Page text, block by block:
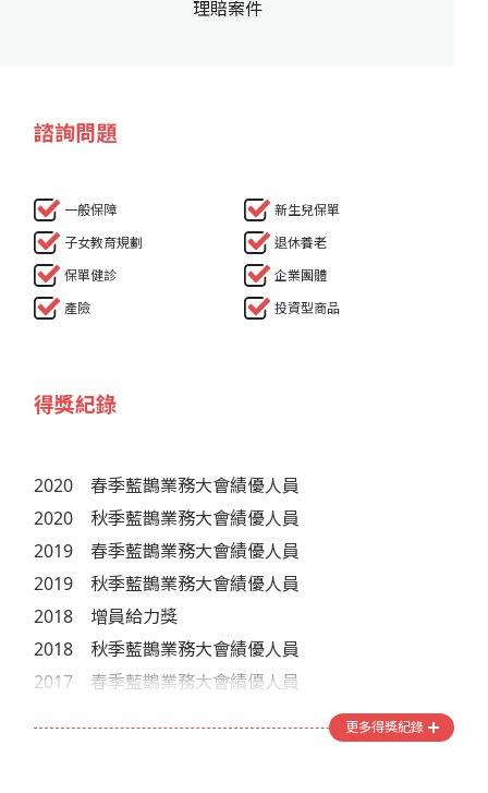
理賠案件
諮詢問題
一般保障
新生兒保單
子女教育規劃
退休養老
保單健診
企業團體
產險
投資型商品
得獎紀錄
2020
春季藍鵲業務大會績優人員
2020
秋季藍鵲業務大會績優人員
2019
春季藍鵲業務大會績優人員
2019
秋季藍鵲業務大會績優人員
2018
增員給力獎
2018
秋季藍鵲業務大會績優人員
2017
春季藍鵲業務大會績優人員
更多得獎紀錄